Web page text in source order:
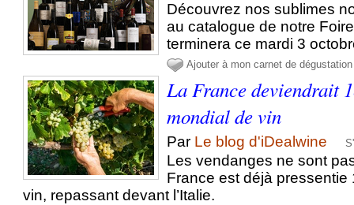
Découvrez nos sublimes
au catalogue de notre
terminera ce mardi 3
Ajouter à mon carnet de dégustation
La France deviendrait
mondial de vin
Par Le blog d'iDealwine
Les vendanges ne sont
France est déjà pressentie
vin, repassant devant l’Italie.